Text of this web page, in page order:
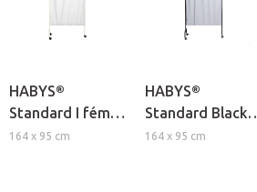
HABYS®
Standard I fém
paraván
164 x 95 cm
HABYS®
Standard Black I
fém paraván
164 x 95 cm